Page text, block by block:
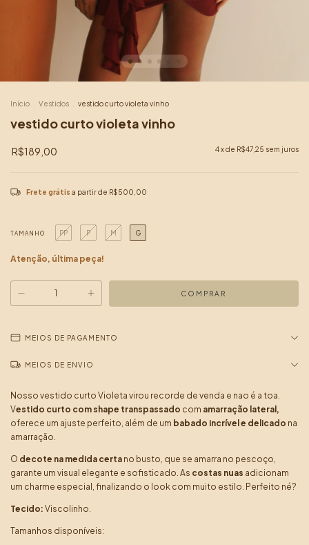
Início Vestidos vestido curto violeta vinho
vestido curto violeta vinho
R$189,00 4x de R$47,25 sem juros
Frete grátis a partir de R$500,00
TAMANHO PP P M G
Atenção, última peça!
MEIOS DE PAGAMENTO
MEIOS DE ENVIO
Nosso vestido curto Violeta virou recorde de venda e nao é a toa.
Vestido curto com shape transpassado com amarração lateral,
oferece um ajuste perfeito, além de um babado incrível e delicado na
amarração.
O decote na medida certa no busto, que se amarra no pescoço,
garante um visual elegante e sofisticado. As costas nuas adicionam
um charme especial, finalizando o look com muito estilo. Perfeito né?
Tecido: Viscolinho.
Tamanhos disponíveis: